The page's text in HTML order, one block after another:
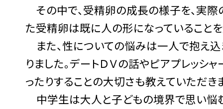
その中で、受精卵の成長の様子を、実
た受精卵は既に人の形になっていることを
また、性についての悩みは一人で抱え
りました。デートＤＶの話やピアプレッシ
ったりすることの大切さも教えていただき
中学生は大人と子どもの境界で思い悩